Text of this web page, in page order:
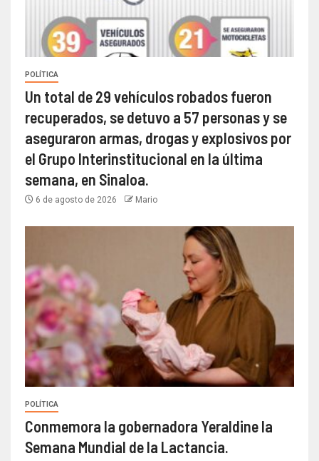
POLÍTICA
Un total de 29 vehículos robados fueron
recuperados, se detuvo a 57 personas y se
aseguraron armas, drogas y explosivos por
el Grupo Interinstitucional en la última
semana, en Sinaloa.
6 de agosto de 2026 Mario
POLÍTICA
Conmemora la gobernadora Yeraldine la
Semana Mundial de la Lactancia.